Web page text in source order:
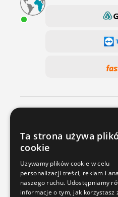
Masz jakieś pytania lub
Oddzwonimy do Ciebie lub
Oddziały i przedstawiciele w
sprzedaż i zapewniają
klientów.
Ta strona używa
cookie
Używamy plików cookie w celu
personalizacji treści, reklam i
naszego ruchu. Udostępniamy
informacje o tym, jak korzystasz